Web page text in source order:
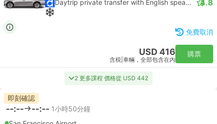
Daytrip private transfer with English speaking driver 4.8
免費取消
USD 416
含税 車輛，全部包含在內
購票
2 更多課程 價格從 USD 442
即刻確認
--:-- --:-- 1小時50分鐘